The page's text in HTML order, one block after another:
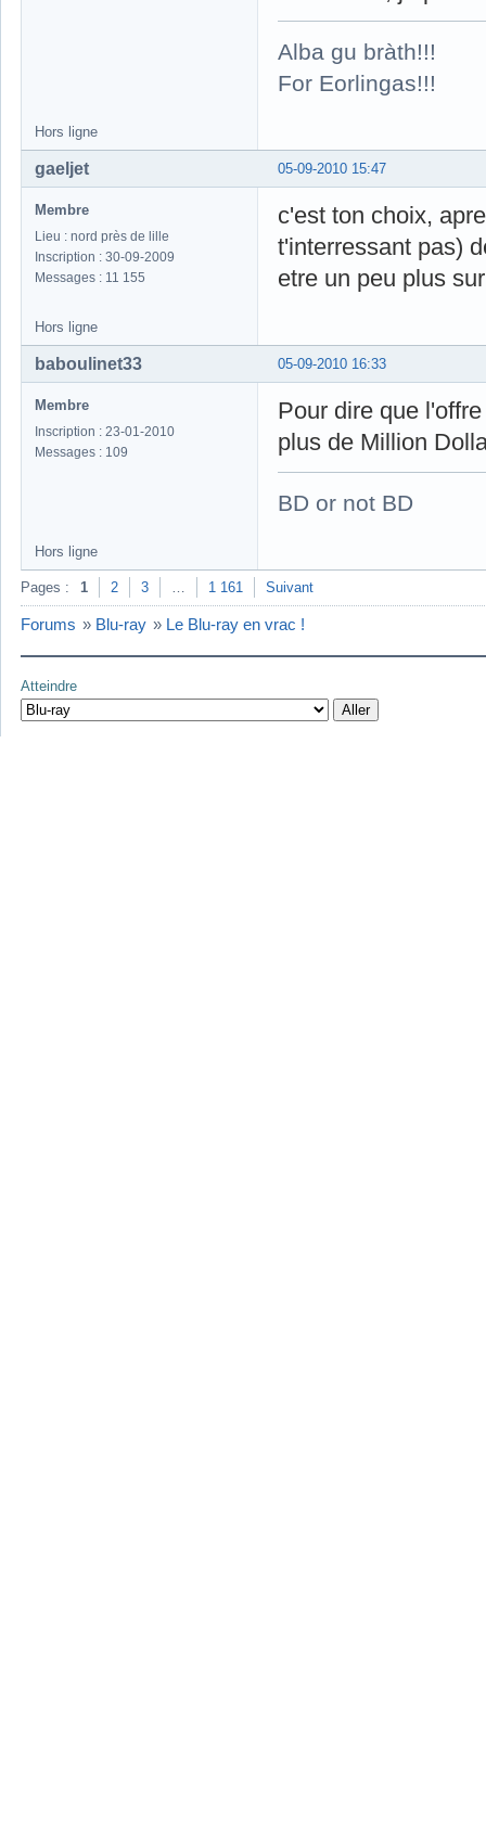
Alba gu bràth!!!
For Eorlingas!!!
Hors ligne
05-09-2010 15:47
gaeljet
Membre
Lieu : nord près de lille
Inscription : 30-09-2009
Messages : 11 155
c'est ton choix,
t'interressant pas)
etre un peu plus
Hors ligne
05-09-2010 16:33
baboulinet33
Membre
Inscription : 23-01-2010
Messages : 109
Pour dire que
plus de Million
BD or not BD
Hors ligne
Pages : 1 2 3 1 161 Suivant
Forums » Blu-ray » Le Blu-ray en vrac !
Atteindre